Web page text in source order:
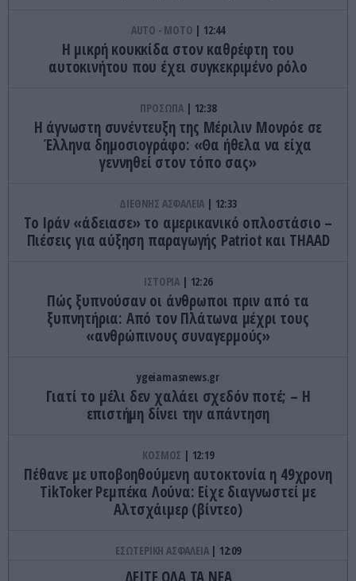
AUTO - MOTO 12:44
Η μικρή κουκκίδα στον καθρέφτη του
αυτοκινήτου που έχει συγκεκριμένο ρόλο
ΠΡΟΣΩΠΑ 12:38
Η άγνωστη συνέντευξη της Μέριλιν Μονρόε σε
Έλληνα δημοσιογράφο: «Θα ήθελα να είχα
γεννηθεί στον τόπο σας»
ΔΙΕΘΝΗΣ ΑΣΦΑΛΕΙΑ 12:33
Το Ιράν «άδειασε» το αμερικανικό οπλοστάσιο –
Πιέσεις για αύξηση παραγωγής Patriot και THAAD
ΙΣΤΟΡΙΑ 12:26
Πώς ξυπνούσαν οι άνθρωποι πριν από τα
ξυπνητήρια: Από τον Πλάτωνα μέχρι τους
«ανθρώπινους συναγερμούς»
ygeiamasnews.gr
Γιατί το μέλι δεν χαλάει σχεδόν ποτέ; – Η
επιστήμη δίνει την απάντηση
ΚΟΣΜΟΣ 12:19
Πέθανε με υποβοηθούμενη αυτοκτονία η 49χρονη
TikToker Ρεμπέκα Λούνα: Είχε διαγνωστεί με
Αλτσχάιμερ (βίντεο)
ΕΣΩΤΕΡΙΚΗ ΑΣΦΑΛΕΙΑ 12:09
Ελικόπτερο προσγειώθηκε στο Σαρακήνικο της
ΔΕΙΤΕ ΟΛΑ ΤΑ ΝΕΑ